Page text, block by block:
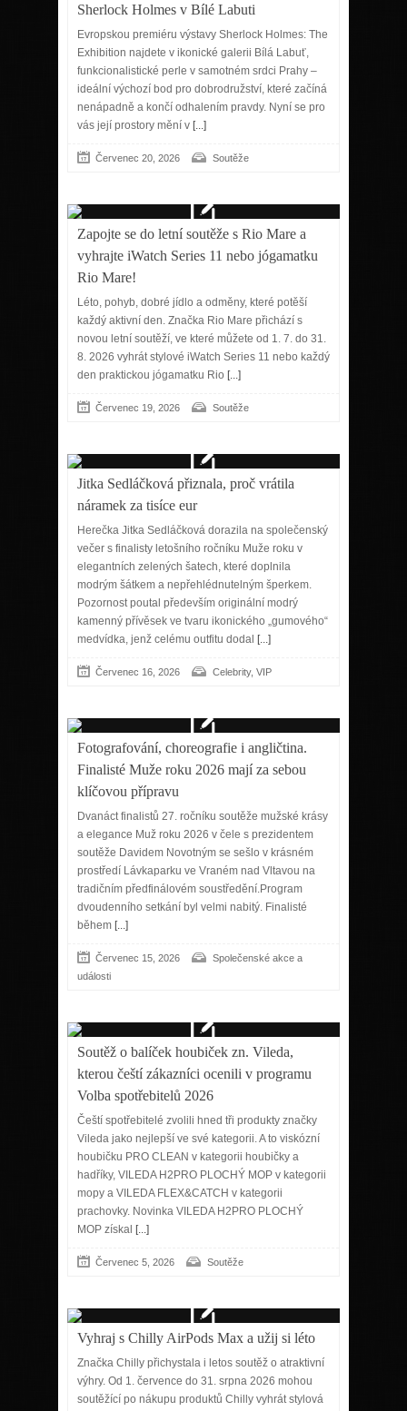
Sherlock Holmes v Bílé Labuti
Evropskou premiéru výstavy Sherlock Holmes: The
Exhibition najdete v ikonické galerii Bílá Labuť,
funkcionalistické perle v samotném srdci Prahy –
ideální výchozí bod pro dobrodružství, které začíná
nenápadně a končí odhalením pravdy. Nyní se pro
vás její prostory mění v [...]
Červenec 20, 2026 Soutěže
Zapojte se do letní soutěže s Rio Mare a
vyhrajte iWatch Series 11 nebo jógamatku
Rio Mare!
Léto, pohyb, dobré jídlo a odměny, které potěší
každý aktivní den. Značka Rio Mare přichází s
novou letní soutěží, ve které můžete od 1. 7. do 31.
8. 2026 vyhrát stylové iWatch Series 11 nebo každý
den praktickou jógamatku Rio [...]
Červenec 19, 2026 Soutěže
Jitka Sedláčková přiznala, proč vrátila
náramek za tisíce eur
Herečka Jitka Sedláčková dorazila na společenský
večer s finalisty letošního ročníku Muže roku v
elegantních zelených šatech, které doplnila
modrým šátkem a nepřehlédnutelným šperkem.
Pozornost poutal především originální modrý
kamenný přívěsek ve tvaru ikonického „gumového“
medvídka, jenž celému outfitu dodal [...]
Červenec 16, 2026 Celebrity, VIP
Fotografování, choreografie i angličtina.
Finalisté Muže roku 2026 mají za sebou
klíčovou přípravu
Dvanáct finalistů 27. ročníku soutěže mužské krásy
a elegance Muž roku 2026 v čele s prezidentem
soutěže Davidem Novotným se sešlo v krásném
prostředí Lávkaparku ve Vraném nad Vltavou na
tradičním předfinálovém soustředění.Program
dvoudenního setkání byl velmi nabitý. Finalisté
během [...]
Červenec 15, 2026
Společenské akce a
události
Soutěž o balíček houbiček zn. Vileda,
kterou čeští zákazníci ocenili v programu
Volba spotřebitelů 2026
Čeští spotřebitelé zvolili hned tři produkty značky
Vileda jako nejlepší ve své kategorii. A to viskózní
houbičku PRO CLEAN v kategorii houbičky a
hadříky, VILEDA H2PRO PLOCHÝ MOP v kategorii
mopy a VILEDA FLEX&CATCH v kategorii
prachovky. Novinka VILEDA H2PRO PLOCHÝ
MOP získal [...]
Červenec 5, 2026 Soutěže
Vyhraj s Chilly AirPods Max a užij si léto
Značka Chilly přichystala i letos soutěž o atraktivní
výhry. Od 1. července do 31. srpna 2026 mohou
soutěžící po nákupu produktů Chilly vyhrát stylová